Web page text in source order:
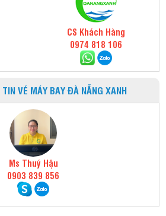
CS Khách Hàng
0974 818 106
VÉ MÁY BAY ĐÀ NẴNG XANH
Ms Thuý Hậu
0903 839 856